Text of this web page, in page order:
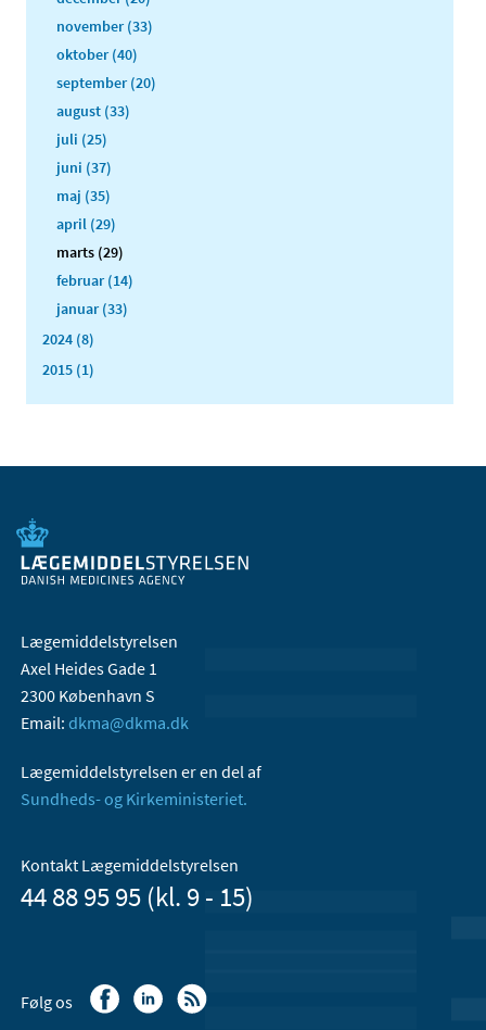
november (33)
oktober (40)
september (20)
august (33)
juli (25)
juni (37)
maj (35)
april (29)
marts (29)
februar (14)
januar (33)
2024 (8)
2015 (1)
Lægemiddelstyrelsen
Axel Heides Gade 1
2300 København S
Email: dkma@dkma.dk
Lægemiddelstyrelsen er en del af
Sundheds- og Kirkeministeriet.
Kontakt Lægemiddelstyrelsen
44 88 95 95 (kl. 9 - 15)
Følg os